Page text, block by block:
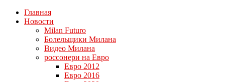
Главная
Новости
Milan Futuro
Болельщики Милана
Видео Милана
россонери на Евро
Евро 2012
Евро 2016